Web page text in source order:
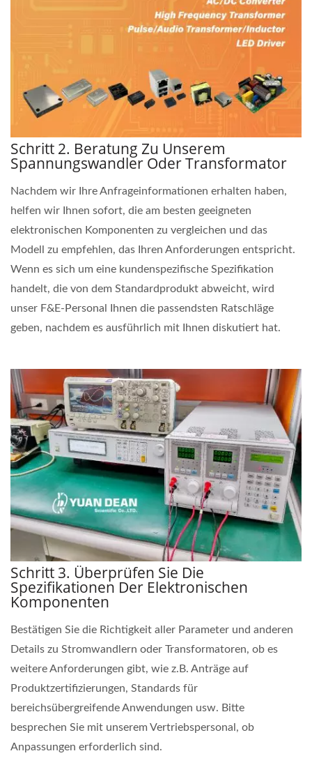
Schritt 2. Beratung Zu Unserem
Spannungswandler Oder Transformator
Nachdem wir Ihre Anfrageinformationen erhalten haben,
helfen wir Ihnen sofort, die am besten geeigneten
elektronischen Komponenten zu vergleichen und das
Modell zu empfehlen, das Ihren Anforderungen entspricht.
Wenn es sich um eine kundenspezifische Spezifikation
handelt, die von dem Standardprodukt abweicht, wird
unser F&E-Personal Ihnen die passendsten Ratschläge
geben, nachdem es ausführlich mit Ihnen diskutiert hat.
Schritt 3. Überprüfen Sie Die
Spezifikationen Der Elektronischen
Komponenten
Bestätigen Sie die Richtigkeit aller Parameter und anderen
Details zu Stromwandlern oder Transformatoren, ob es
weitere Anforderungen gibt, wie z.B. Anträge auf
Produktzertifizierungen, Standards für
bereichsübergreifende Anwendungen usw. Bitte
besprechen Sie mit unserem Vertriebspersonal, ob
Anpassungen erforderlich sind.